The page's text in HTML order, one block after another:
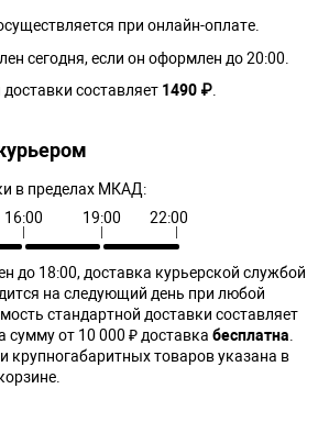
при онлайн-оплате.
сегодня, если он оформлен до 20:00.
составляет 1490 ₽
в пределах МКАД:
16:00 19:00 22:00
до 18:00, доставка курьерской службой
на следующий день при любой
стандартной доставки составляет
сумму от 10 000 ₽ доставка бесплатна
крупногабаритных товаров указана в